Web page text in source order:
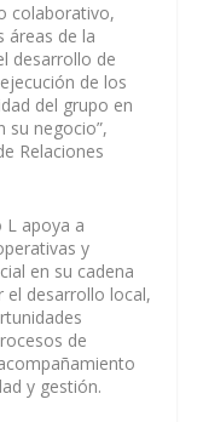
colaborativo,
áreas de la
desarrollo de
de los
del grupo en
su negocio”,
Relaciones
L apoya a
y
en su cadena
desarrollo local,
de
y gestión.